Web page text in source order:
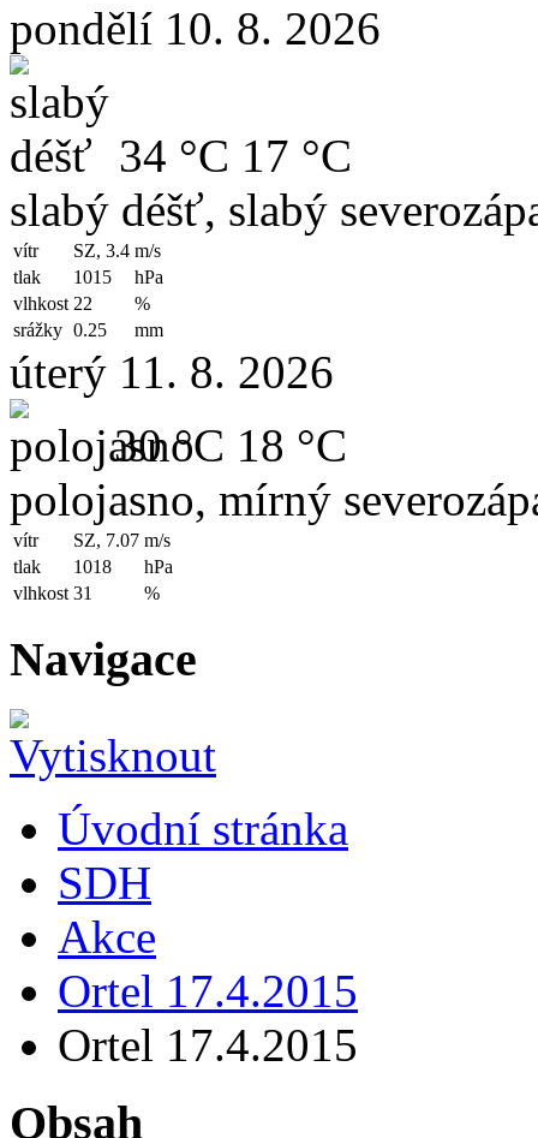
pondělí 10. 8. 2026
34 °C 17 °C
slabý déšť, slabý
vítr SZ, 3.4 m/s
tlak
1015
hPa
vlhkost 22
%
srážky 0.25 mm
úterý 11. 8. 2026
30 °C 18 °C
polojasno, mírný
vítr SZ, 7.07 m/s
tlak
1018
hPa
vlhkost 31 %
Navigace
Úvodní stránka
SDH
Akce
Ortel 17.4.2015
Ortel 17.4.2015
Obsah